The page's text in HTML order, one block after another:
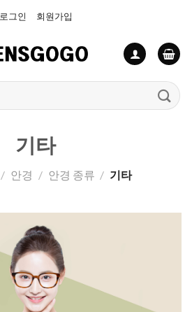
로그인 회원가입
기타
/ 안경 / 안경 종류 / 기타